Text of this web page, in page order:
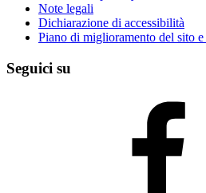
Note legali
Dichiarazione di accessibilità
Piano di miglioramento del sito
Seguici su